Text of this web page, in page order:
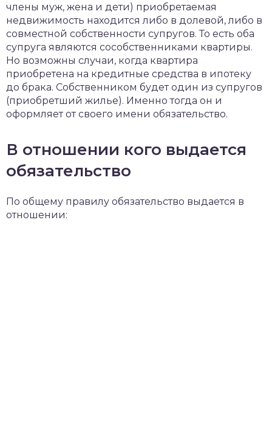
члены муж, жена и дети) приобретаемая
недвижимость находится либо в долевой, либо в
совместной собственности супругов. То есть оба
супруга являются сособственниками квартиры.
Но возможны случаи, когда квартира
приобретена на кредитные средства в ипотеку
до брака. Собственником будет один из супругов
(приобретший жилье). Именно тогда он и
оформляет от своего имени обязательство.
В отношении кого выдается
обязательство
По общему правилу обязательство выдается в
отношении: